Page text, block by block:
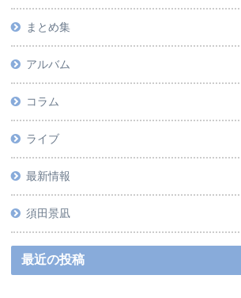
まとめ集
アルバム
コラム
ライブ
最新情報
須田景凪
最近の投稿